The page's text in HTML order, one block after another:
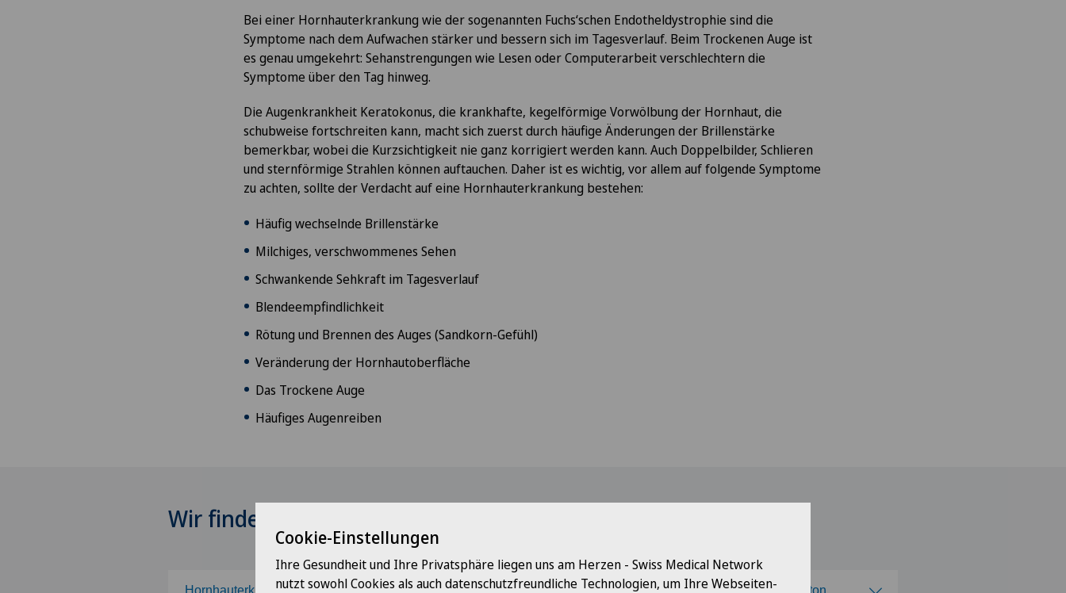
Bei einer Hornhauterkrankung wie der sogenannten Fuchs‘schen Endotheldystrophie sind die
Symptome nach dem Aufwachen stärker und bessern sich im Tagesverlauf. Beim Trockenen Auge ist
es genau umgekehrt: Sehanstrengungen wie Lesen oder Computerarbeit verschlechtern die
Symptome über den Tag hinweg.
Die Augenkrankheit Keratokonus, die krankhafte, kegelförmige Vorwölbung der Hornhaut, die
schubweise fortschreiten kann, macht sich zuerst durch häufige Änderungen der Brillenstärke
bemerkbar, wobei die Kurzsichtigkeit nie ganz korrigiert werden kann. Auch Doppelbilder, Schlieren
und sternförmige Strahlen können auftauchen. Daher ist es wichtig, vor allem auf folgende Symptome
zu achten, sollte der Verdacht auf eine Hornhauterkrankung bestehen:
Häufig wechselnde Brillenstärke
Milchiges, verschwommenes Sehen
Schwankende Sehkraft im Tagesverlauf
Blendeempfindlichkeit
Rötung und Brennen des Auges (Sandkorn-Gefühl)
Veränderung der Hornhautoberfläche
Das Trockene Auge
Häufiges Augenreiben
Wir finden einen Spezialisten für Sie
Hornhauterkrankungen Wählen Sie eine Klinik Wählen Sie einen Kanton
Cookie-Einstellungen
Ihre Gesundheit und Ihre Privatsphäre liegen uns am Herzen - Swiss Medical Network
nutzt sowohl Cookies als auch datenschutzfreundliche Technologien, um Ihre Webseiten-